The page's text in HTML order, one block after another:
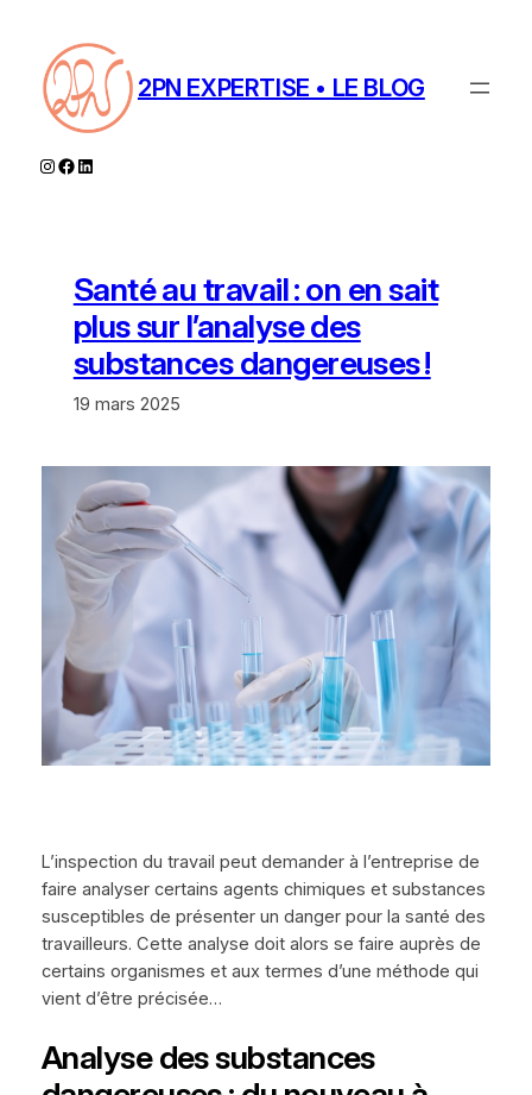
contenu
2PN EXPERTISE • LE BLOG
Instagram
Facebook
LinkedIn
Santé au travail : on en sait
plus sur l’analyse des
substances dangereuses !
19 mars 2025
L’inspection du travail peut demander à l’entreprise de
faire analyser certains agents chimiques et substances
susceptibles de présenter un danger pour la santé des
travailleurs. Cette analyse doit alors se faire auprès de
certains organismes et aux termes d’une méthode qui
vient d’être précisée…
Analyse des substances